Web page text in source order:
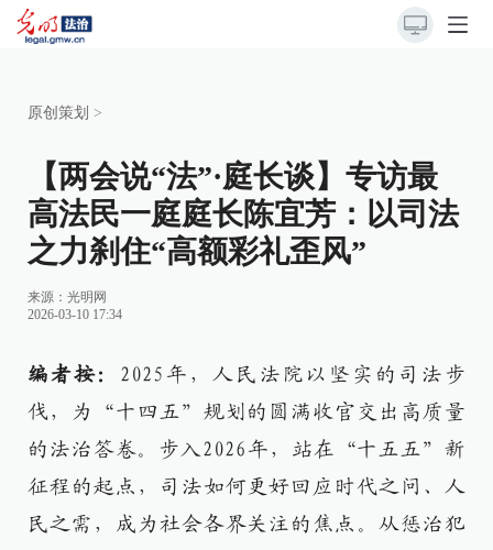
原创策划 >
【两会说“法”·庭长谈】专访最
高法民一庭庭长陈宜芳：以司法
之力刹住“高额彩礼歪风”
来源： 光明网
2026-03-10 17:34
编者按： 2025年，人民法院以坚实的司法步
伐，为“十四五”规划的圆满收官交出高质量
的法治答卷。步入2026年，站在“十五五”新
征程的起点，司法如何更好回应时代之问、人
民之需，成为社会各界关注的焦点。从惩治犯